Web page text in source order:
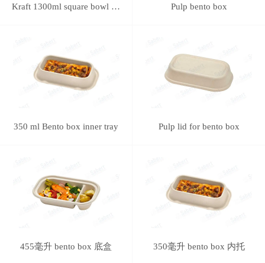
Kraft 1300ml square bowl 17.5X17.5cm Pulp bento box
350 ml Bento box inner tray Pulp lid for bento box
455毫升 bento box 底盒 350毫升 bento box 内托